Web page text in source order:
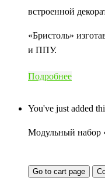
встроенной
«Бристоль»
и ППУ.
Подробнее
You've just added
Модульный набор
Go to cart page